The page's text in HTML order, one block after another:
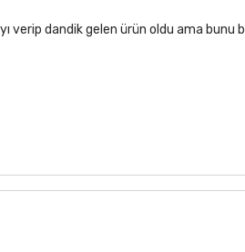
verip dandik gelen ürün oldu ama